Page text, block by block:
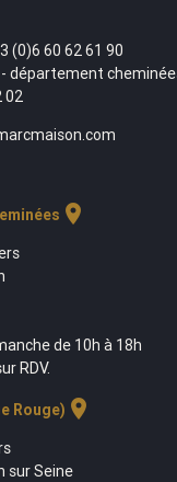
(0)6 60 62 61 90
département
02
location_on
de 10h à 18h
RDV.
Rouge) location_on
sur Seine